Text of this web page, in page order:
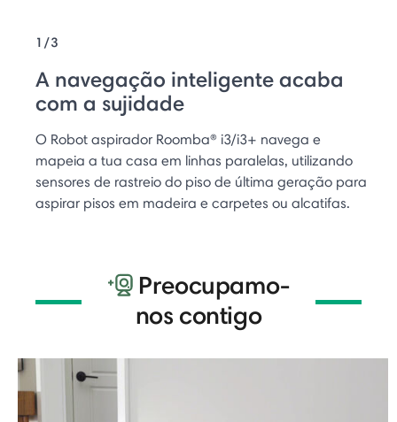
1/3
A navegação inteligente acaba
com a sujidade
O Robot aspirador Roomba® i3/i3+ navega e
mapeia a tua casa em linhas paralelas, utilizando
sensores de rastreio do piso de última geração para
aspirar pisos em madeira e carpetes ou alcatifas.
Preocupamo-
nos contigo